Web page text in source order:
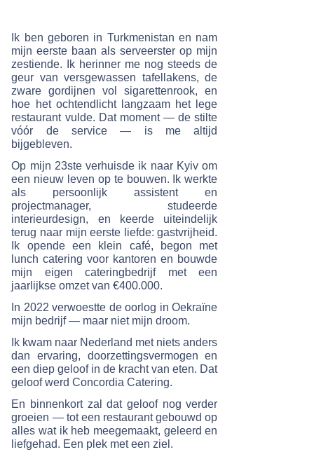
Ik ben geboren in Turkmenistan en nam
mijn eerste baan als serveerster op mijn
zestiende. Ik herinner me nog steeds de
geur van versgewassen tafellakens, de
zware gordijnen vol sigarettenrook, en
hoe het ochtendlicht langzaam het lege
restaurant vulde. Dat moment — de stilte
vóór de service — is me altijd
bijgebleven.
Op mijn 23ste verhuisde ik naar Kyiv om
een nieuw leven op te bouwen. Ik werkte
als persoonlijk assistent en
projectmanager, studeerde
interieurdesign, en keerde uiteindelijk
terug naar mijn eerste liefde: gastvrijheid.
Ik opende een klein café, begon met
lunch catering voor kantoren en bouwde
mijn eigen cateringbedrijf met een
jaarlijkse omzet van €400.000.
In 2022 verwoestte de oorlog in Oekraïne
mijn bedrijf — maar niet mijn droom.
Ik kwam naar Nederland met niets anders
dan ervaring, doorzettingsvermogen en
een diep geloof in de kracht van eten. Dat
geloof werd Concordia Catering.
En binnenkort zal dat geloof nog verder
groeien — tot een restaurant gebouwd op
alles wat ik heb meegemaakt, geleerd en
liefgehad. Een plek met een ziel.